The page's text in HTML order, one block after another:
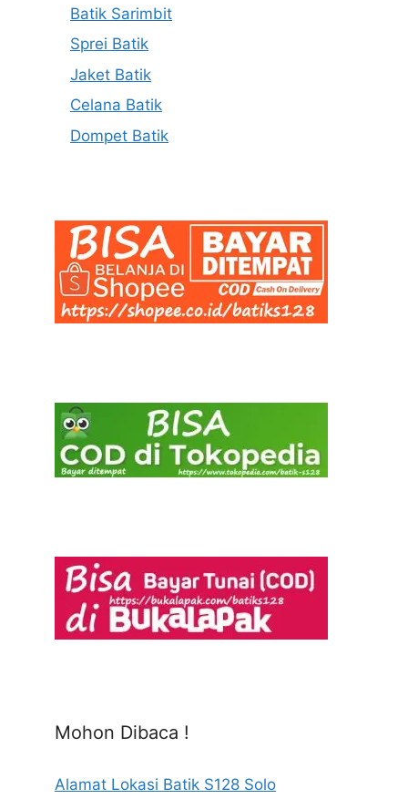
Batik Sarimbit
Sprei Batik
Jaket Batik
Celana Batik
Dompet Batik
Mohon Dibaca !
Alamat Lokasi Batik S128 Solo